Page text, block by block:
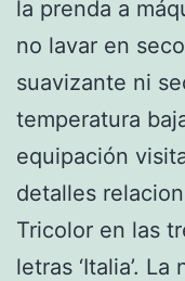
la prenda a
no lavar en
suavizante ni
temperatura
equipación
detalles
Tricolor en las
letras ‘Italia’.